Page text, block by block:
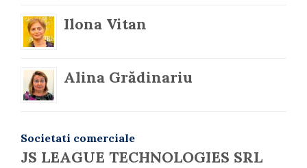
Ilona Vitan
Alina Grădinariu
Societati comerciale
JS LEAGUE TECHNOLOGIES SRL